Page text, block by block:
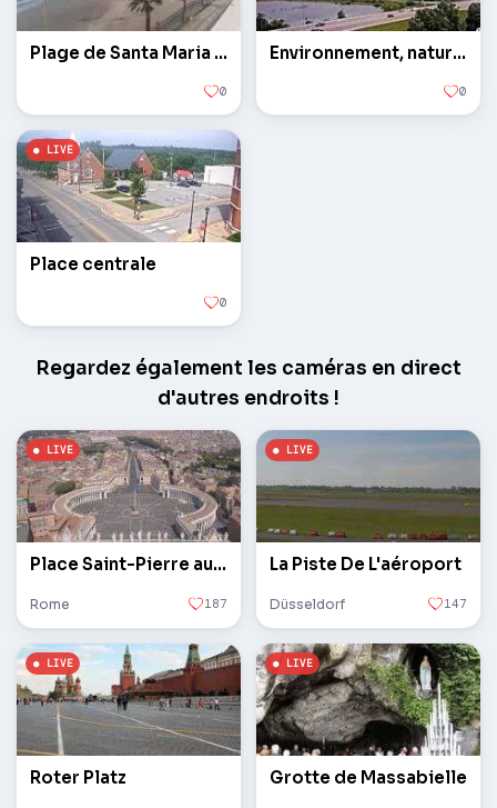
Plage de Santa Maria del Mar
0
Environnement, nature, météo
0
Place centrale
0
Regardez également les caméras en direct
d'autres endroits !
Place Saint-Pierre au Vatican
Rome 187
La Piste De L'aéroport
Düsseldorf 147
Roter Platz Grotte de Massabielle